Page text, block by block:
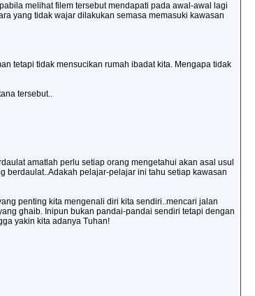
melihat filem tersebut mendapati pada awal-awal lagi
yang tidak wajar dilakukan semasa memasuki kawasan
tetapi tidak mensucikan rumah ibadat kita. Mengapa tidak
tersebut..
amatlah perlu setiap orang mengetahui akan asal usul
berdaulat..Adakah pelajar-pelajar ini tahu setiap kawasan
penting kita mengenali diri kita sendiri..mencari jalan
ghaib. Inipun bukan pandai-pandai sendiri tetapi dengan
yakin kita adanya Tuhan!